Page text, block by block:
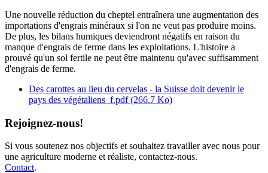
Une nouvelle réduction du cheptel entraînera une augmentation des
importations d'engrais minéraux si l'on ne veut pas produire moins.
De plus, les bilans humiques deviendront négatifs en raison du
manque d'engrais de ferme dans les exploitations. L'histoire a
prouvé qu'un sol fertile ne peut être maintenu qu'avec suffisamment
d'engrais de ferme.
Des carottes au lieu du cervelas - la Suisse doit devenir le
pays des végétaliens_f.pdf(266.7 Ko)
Rejoignez-nous!
Si vous soutenez nos objectifs et souhaitez travailler avec nous pour
une agriculture moderne et réaliste, contactez-nous.
Contact.